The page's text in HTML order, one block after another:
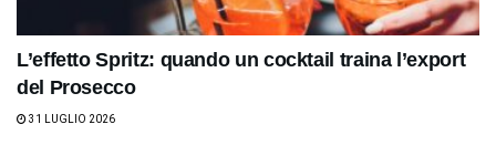
L’effetto Spritz: quando un cocktail traina l’export
del Prosecco
31 LUGLIO 2026